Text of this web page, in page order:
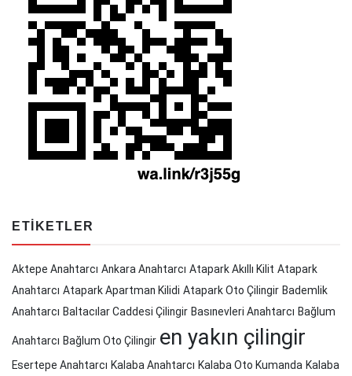
ETIKETLER
Aktepe Anahtarcı Ankara Anahtarcı Atapark Akıllı Kilit Atapark
Anahtarcı Atapark Apartman Kilidi Atapark Oto Çilingir Bademlik
Anahtarcı Baltacılar Caddesi Çilingir Basınevleri Anahtarcı Bağlum
Anahtarcı Bağlum Oto Çilingir en yakın çilingir
Esertepe Anahtarcı Kalaba Anahtarcı Kalaba Oto Kumanda Kalaba